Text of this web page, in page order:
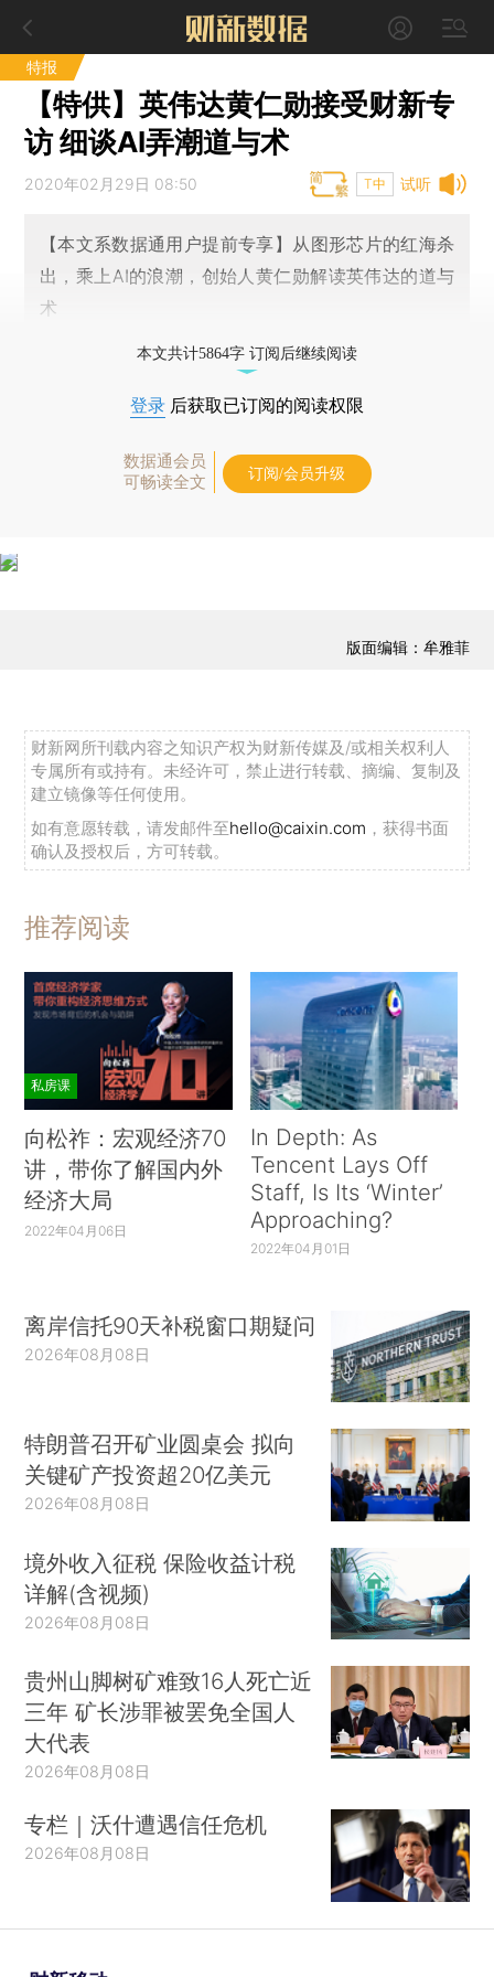
特报
【特供】英伟达黄仁勋接受财新专
访 细谈AI弄潮道与术
试听
2020年02月29日 08:50 T中
【本文系数据通用户提前专享】从图形芯片的红海杀
出，乘上AI的浪潮，创始人黄仁勋解读英伟达的道与
术
本文共计5864字 订阅后继续阅读
登录 后获取已订阅的阅读权限
数据通会员
可畅读全文
订阅/会员升级
版面编辑：牟雅菲
财新网所刊载内容之知识产权为财新传媒及/或相关权利人
专属所有或持有。未经许可，禁止进行转载、摘编、复制及
建立镜像等任何使用。
如有意愿转载，请发邮件至hello@caixin.com ，获得书面
确认及授权后，方可转载。
推荐阅读
私房课
向松祚：宏观经济70
讲，带你了解国内外
经济大局
2022年04月06日
In Depth: As
Tencent Lays Off
Staff, Is Its ‘Winter’
Approaching?
2022年04月01日
离岸信托90天补税窗口期疑问
2026年08月08日
特朗普召开矿业圆桌会 拟向
关键矿产投资超20亿美元
2026年08月08日
境外收入征税 保险收益计税
详解(含视频)
2026年08月08日
贵州山脚树矿难致16人死亡近
三年 矿长涉罪被罢免全国人
大代表
2026年08月08日
专栏｜沃什遭遇信任危机
2026年08月08日